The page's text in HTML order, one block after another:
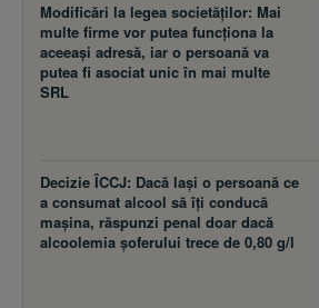
Modificări la legea societăţilor: Mai
multe firme vor putea funcţiona la
aceeaşi adresă, iar o persoană va
putea fi asociat unic în mai multe
SRL
Decizie ÎCCJ: Dacă laşi o persoană ce
a consumat alcool să îţi conducă
maşina, răspunzi penal doar dacă
alcoolemia şoferului trece de 0,80 g/l